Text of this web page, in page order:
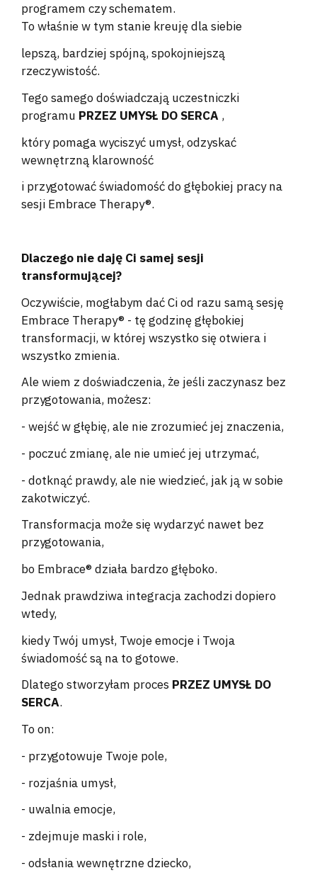
programem czy schematem.
To właśnie w tym stanie kreuję dla siebie
lepszą, bardziej spójną, spokojniejszą
rzeczywistość.
Tego samego doświadczają uczestniczki
programu PRZEZ UMYSŁ DO SERCA ,
który pomaga wyciszyć umysł, odzyskać
wewnętrzną klarowność
i przygotować świadomość do głębokiej pracy na
sesji Embrace Therapy®.
Dlaczego nie daję Ci samej sesji
transformującej?
Oczywiście, mogłabym dać Ci od razu samą sesję
Embrace Therapy® - tę godzinę głębokiej
transformacji, w której wszystko się otwiera i
wszystko zmienia.
Ale wiem z doświadczenia, że jeśli zaczynasz bez
przygotowania, możesz:
- wejść w głębię, ale nie zrozumieć jej znaczenia,
- poczuć zmianę, ale nie umieć jej utrzymać,
- dotknąć prawdy, ale nie wiedzieć, jak ją w sobie
zakotwiczyć.
Transformacja może się wydarzyć nawet bez
przygotowania,
bo Embrace®działa bardzo głęboko.
Jednak prawdziwa integracja zachodzi dopiero
wtedy,
kiedy Twój umysł, Twoje emocje i Twoja
świadomość są na to gotowe.
Dlatego stworzyłam proces PRZEZ UMYSŁ DO
SERCA.
To on:
- przygotowuje Twoje pole,
- rozjaśnia umysł,
- uwalnia emocje,
- zdejmuje maski i role,
- odsłania wewnętrzne dziecko,